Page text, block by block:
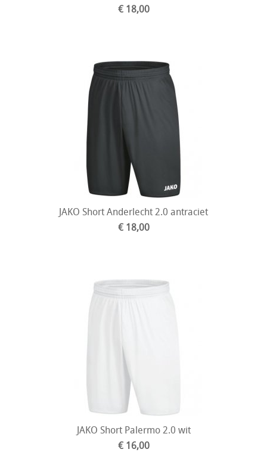
€ 18,00
JAKO Short Anderlecht 2.0 antraciet
€ 18,00
JAKO Short Palermo 2.0 wit
€ 16,00